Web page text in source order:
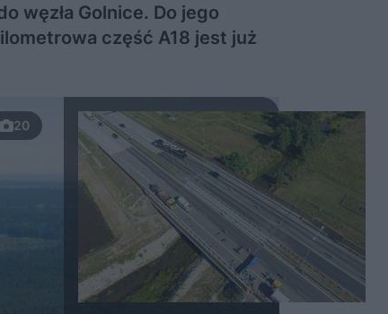
węzła Golnice. Do jego
część A18 jest już
20